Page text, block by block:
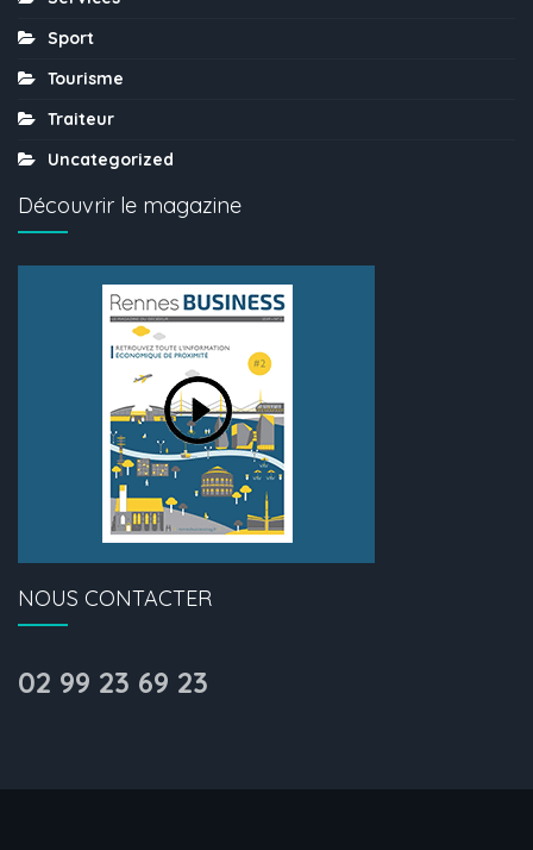
Sport
Tourisme
Traiteur
Uncategorized
Découvrir le magazine
NOUS CONTACTER
02 99 23 69 23